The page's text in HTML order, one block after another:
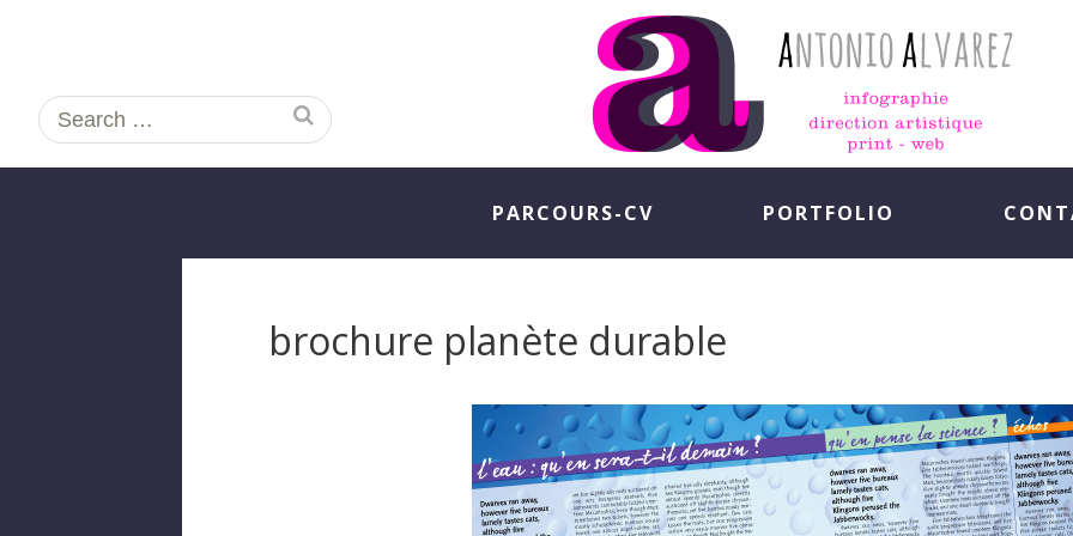
Search
for:
PARCOURS-CV PORTFOLIO
brochure planète durable